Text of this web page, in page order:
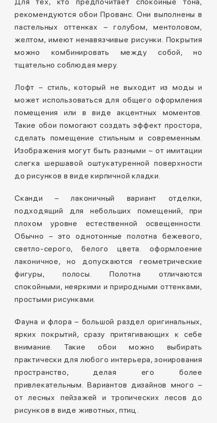
рекомендуются обои Прованс. Они выполнены в
пастельных оттенках – голубом, ментоловом,
желтом, имеют ненавязчивые рисунки. Покрытия
можно комбинировать между собой, но
тщательно соблюдая меру.
Лофт – стиль, который не выходит из моды и
может использоваться для общего оформления
помещения или в виде акцентных моментов.
Такие обои помогают создать эффект простора,
сделать помещение стильным и современным.
Изображения могут быть разными – от имитации
слегка шершавой оштукатуренной поверхности
до рисунков в виде кирпичной кладки.
Сканди – лаконичный вариант отделки,
подходящий для небольших помещений, при
плохом уровне естественной освещенности.
Обычно – это однотонные полотна бежевого,
светло-серого, белого цвета. оформлоение
лаконичное, но допускаются геометрические
фигуры, полосы. Полотна отличаются
спокойными, неяркими и природными оттенками,
простыми рисунками.
Фауна и флора – большой раздел оригинальных,
ярких покрытий, сразу притягивающих к себе
внимание. Такие обои можно выбирать
практически для любого интерьера, зонирования
пространство, делая его более
привлекательным. Вариантов дизайнов много –
от лесных пейзажей и тропических лесов до
рисунков в виде животных, птиц.